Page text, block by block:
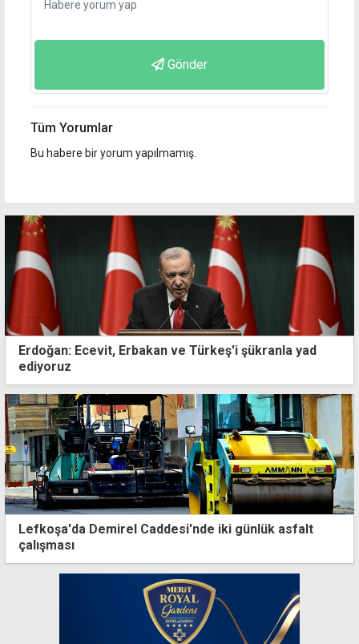
Gönder
Tüm Yorumlar
Bu habere bir yorum yapılmamış.
Erdoğan: Ecevit, Erbakan ve Türkeş'i şükranla yad
ediyoruz
Lefkoşa'da Demirel Caddesi'nde iki günlük asfalt
çalışması